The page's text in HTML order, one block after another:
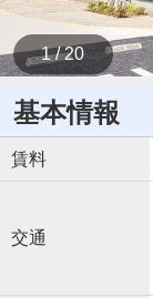
1 / 20
基本情報
賃料
交通